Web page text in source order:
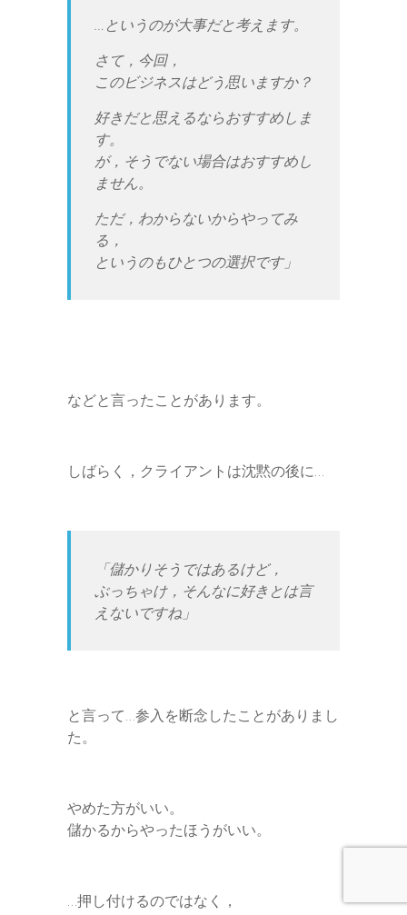
…というのが大事だと考えます。
さて，今回，
このビジネスはどう思いますか？
好きだと思えるならおすすめしま
す。
が，そうでない場合はおすすめし
ません。
ただ，わからないからやってみ
る，
というのもひとつの選択です」
などと言ったことがあります。
しばらく，クライアントは沈黙の後に…
「儲かりそうではあるけど，
ぶっちゃけ，そんなに好きとは言
えないですね」
と言って…参入を断念したことがありまし
た。
やめた方がいい。
儲かるからやったほうがいい。
…押し付けるのではなく，